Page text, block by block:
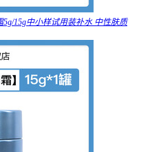
15g中小样试用装补水 中性肤质